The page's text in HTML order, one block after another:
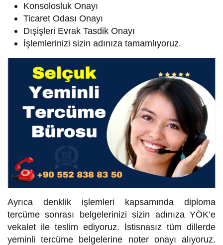
Konsolosluk Onayı
Ticaret Odası Onayı
Dışişleri Evrak Tasdik Onayı
İşlemlerinizi sizin adınıza tamamlıyoruz.
Ayrıca denklik işlemleri kapsamında diploma
tercüme sonrası belgelerinizi sizin adınıza YÖK’e
vekalet ile teslim ediyoruz. İstisnasız tüm dillerde
yeminli tercüme belgelerine noter onayı alıyoruz.